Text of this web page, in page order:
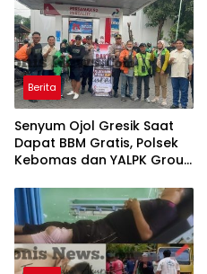
Berita
Senyum Ojol Gresik Saat
Dapat BBM Gratis, Polsek
Kebomas dan YALPK Group